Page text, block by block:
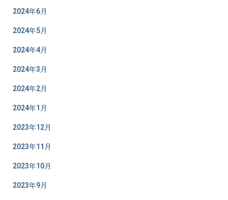
2024年6月
2024年5月
2024年4月
2024年3月
2024年2月
2024年1月
2023年12月
2023年11月
2023年10月
2023年9月